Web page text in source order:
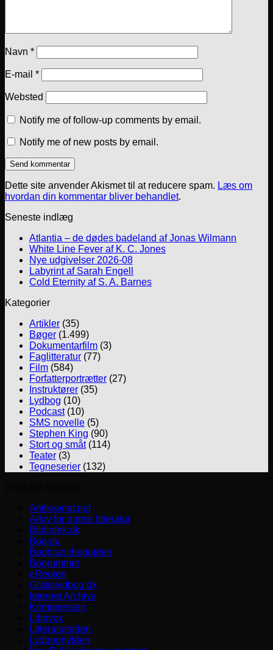
Navn *
E-mail *
Websted
Notify me of follow-up comments by email.
Notify me of new posts by email.
Dette site anvender Akismet til at reducere spam. Læs om
hvordan din kommentar bliver behandlet.
Seneste indlæg
Atlantia – de dødes badeland af Jonas Wilmann
White Line Fever af K. C. Jones
Nye udgivelser 2026-08
Labyrint af Sarah Engell
Cold Eternity af S. A. Barnes
Kategorier
Artikler (35)
Bøger (1.499)
Dokumentarfilm (3)
Faglitteratur (77)
Film (584)
Forfatterportrætter (27)
Instruktører (35)
Lydbog (10)
Podcast(10)
SMS novelle (5)
Stephen King (90)
Stort og småt(114)
Teater (3)
Tegneserier (132)
Antikvariat.net
Arkiv for dansk litteratur
Bibliotek.dk
Bog.nu
Bogbrancheguiden
Bogrummet
eReolen
Gratislydbog.dk
Internet Archive
Krimimessen
Librivox
Litteratursiden
Lydboghylden